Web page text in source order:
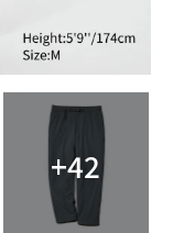
+42